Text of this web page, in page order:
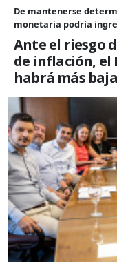
De mantenerse
monetaria podría
Ante el riesgo
de inflación, el
habrá más